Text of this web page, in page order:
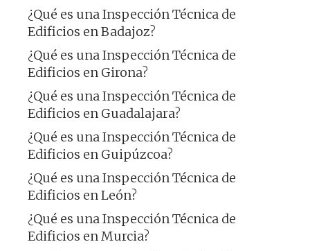
¿Qué es una Inspección Técnica de
Edificios en Badajoz?
¿Qué es una Inspección Técnica de
Edificios en Girona?
¿Qué es una Inspección Técnica de
Edificios en Guadalajara?
¿Qué es una Inspección Técnica de
Edificios en Guipúzcoa?
¿Qué es una Inspección Técnica de
Edificios en León?
¿Qué es una Inspección Técnica de
Edificios en Murcia?